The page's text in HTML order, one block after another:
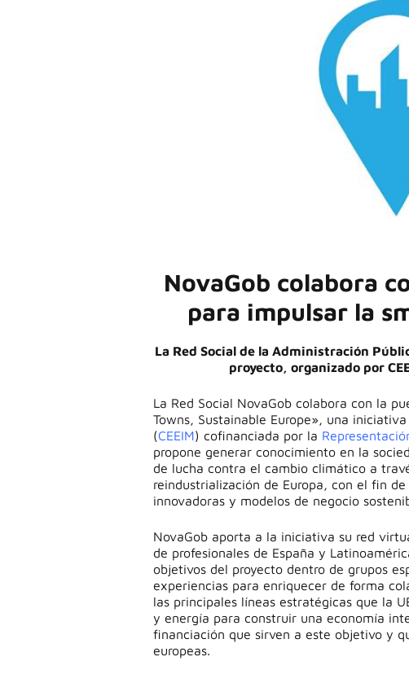
NovaGob colabora
para impulsar la
La Red Social de la Administración
proyecto, organizado por
La Red Social NovaGob colabora con la
Towns, Sustainable Europe», una
(CEEIM) cofinanciada por la
propone generar conocimiento en la
de lucha contra el cambio climático a
reindustrialización de Europa, con el fin
innovadoras y modelos de negocio
NovaGob aporta a la iniciativa su red
de profesionales de España y
objetivos del proyecto dentro de grupos
experiencias para enriquecer de forma
las principales líneas estratégicas que la
y energía para construir una economía
financiación que sirven a este objetivo y
europeas.